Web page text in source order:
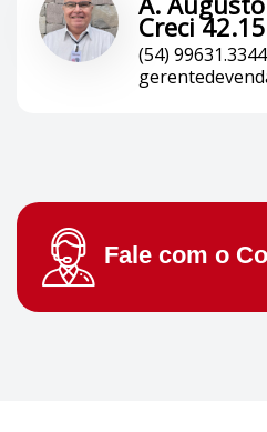
Creci
(54) 99631.3344
Fale com o